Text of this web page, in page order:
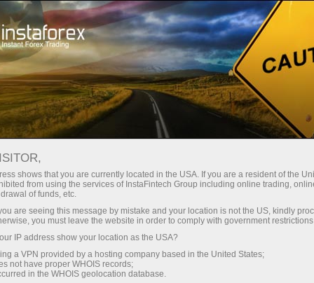
Pour les investisseurs Système PAMM
Monitoring
FOREX MONITORING
Ouvrir un compte de trading
Ouvrir un compte de
démonstration
shows that you are currently located in the USA. If you are a resident of the
from using the services of InstaFintech Group including online trading,
of funds, etc.
are seeing this message by mistake and your location is not the US, kindly
you must leave the website in order to comply with government
IP address show your location as the USA?
a VPN provided by a hosting company based in the United States;
not have proper WHOIS records;
in the WHOIS geolocation database.